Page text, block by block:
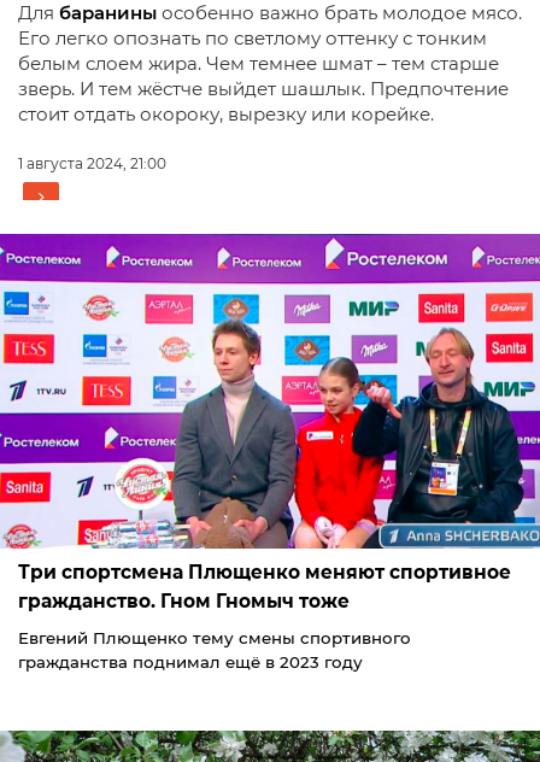
Для баранины особенно важно брать молодое мясо.
Его легко опознать по светлому оттенку с тонким
белым слоем жира. Чем темнее шмат – тем старше
зверь. И тем жёстче выйдет шашлык. Предпочтение
стоит отдать окороку, вырезку или корейке.
1 августа 2024, 21:00
Три спортсмена Плющенко меняют спортивное
гражданство. Гном Гномыч тоже
Евгений Плющенко тему смены спортивного
гражданства поднимал ещё в 2023 году